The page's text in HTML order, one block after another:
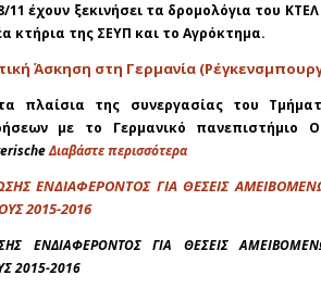
έχουν ξεκινήσει τα δρομολόγια του ΚΤΕΛ
κτήρια της ΣΕΥΠ και το Αγρόκτημα.
Άσκηση στη Γερμανία
πλαίσια της συνεργασίας του
με το Γερμανικό πανεπιστήμιο
Διαβάστε περισσότερα
ΕΝΔΙΑΦΕΡΟΝΤΟΣ ΓΙΑ ΘΕΣΕΙΣ
2015-2016
ΕΝΔΙΑΦΕΡΟΝΤΟΣ ΓΙΑ ΘΕΣΕΙΣ
2015-2016